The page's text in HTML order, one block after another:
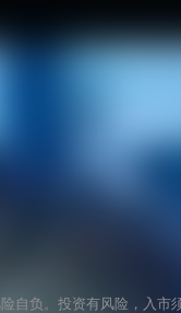
自负。投资有风险，入市